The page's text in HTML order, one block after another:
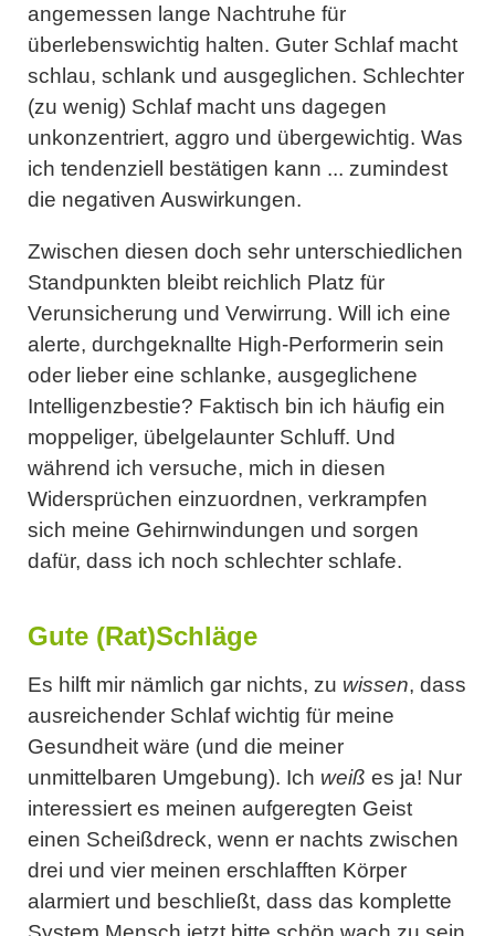
angemessen lange Nachtruhe für
überlebenswichtig halten. Guter Schlaf macht
schlau, schlank und ausgeglichen. Schlechter
(zu wenig) Schlaf macht uns dagegen
unkonzentriert, aggro und übergewichtig. Was
ich tendenziell bestätigen kann ... zumindest
die negativen Auswirkungen.
Zwischen diesen doch sehr unterschiedlichen
Standpunkten bleibt reichlich Platz für
Verunsicherung und Verwirrung. Will ich eine
alerte, durchgeknallte High-Performerin sein
oder lieber eine schlanke, ausgeglichene
Intelligenzbestie? Faktisch bin ich häufig ein
moppeliger, übelgelaunter Schluff. Und
während ich versuche, mich in diesen
Widersprüchen einzuordnen, verkrampfen
sich meine Gehirnwindungen und sorgen
dafür, dass ich noch schlechter schlafe.
Gute (Rat)Schläge
Es hilft mir nämlich gar nichts, zu wissen, dass
ausreichender Schlaf wichtig für meine
Gesundheit wäre (und die meiner
unmittelbaren Umgebung). Ich weiß es ja! Nur
interessiert es meinen aufgeregten Geist
einen Scheißdreck, wenn er nachts zwischen
drei und vier meinen erschlafften Körper
alarmiert und beschließt, dass das komplette